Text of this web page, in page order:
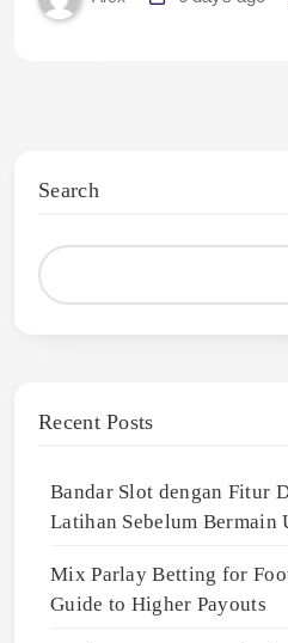
Search
Recent Posts
Bandar Slot dengan Fitur
Latihan Sebelum Bermain
Mix Parlay Betting for
Guide to Higher Payouts